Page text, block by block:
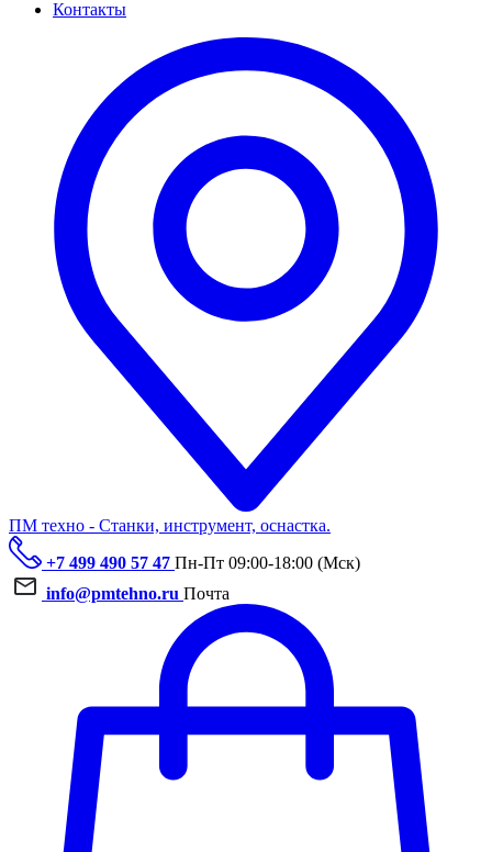
Контакты
ПМ техно - Станки, инструмент, оснастка.
+7 499 490 57 47 Пн-Пт 09:00-18:00 (Мск)
info@pmtehno.ru Почта